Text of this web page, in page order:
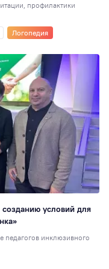
РосНОУ ищет
Управление
персоналом
День открытых
дверей 8
Персона года 8
Выставки
7
Кураторы 7
День донора 7
Общежитие 6
профилактики
Логопедия
условий для
инклюзивного